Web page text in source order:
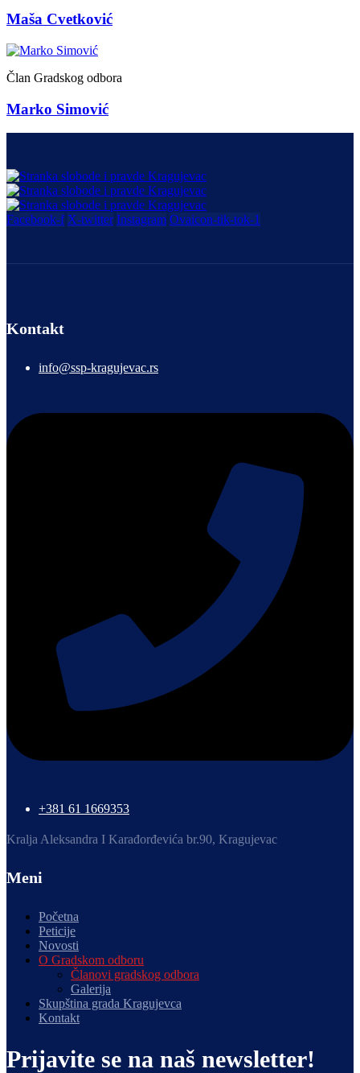
Maša Cvetković
Član Gradskog odbora
Marko Simović
Facebook-f X-twitter Instagram Ovaicon-tik-tok-1
Kontakt
info@ssp-kragujevac.rs
+381 61 1669353
Kralja Aleksandra I Karađorđevića br.90, Kragujevac
Meni
Početna
Peticije
Novosti
O Gradskom odboru
Članovi gradskog odbora
Galerija
Skupština grada Kragujevca
Kontakt
Prijavite se na naš newsletter!